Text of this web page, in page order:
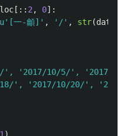
[:: 2 , 0]:
u' [一-龥] ' , ' /' , str(date
' , ' 2017/10/5/' , ' 2017/
' , ' 2017/10/20/' , '